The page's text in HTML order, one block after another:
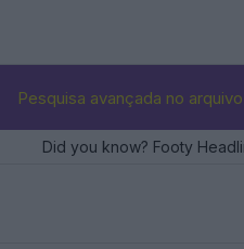
Pesquisa avançada no
Did you know? Footy